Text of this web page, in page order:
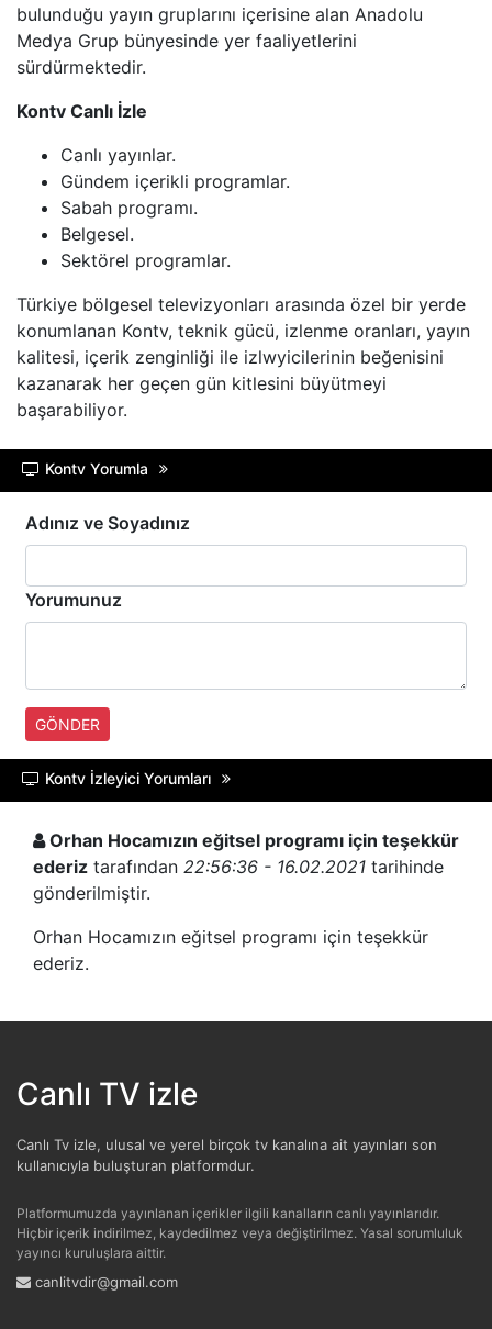
TRT HABER
CNN TüRK
ULUSAL KANAL
TJK TV
TRT SPOR
A SPOR
TRT BELGESEL
DMAX
TLC
bulunduğu yayın gruplarını içerisine alan Anadolu
Medya Grup bünyesinde yer faaliyetlerini
sürdürmektedir.
Kontv Canlı İzle
Canlı yayınlar.
Gündem içerikli programlar.
Sabah programı.
Belgesel.
Sektörel programlar.
Türkiye bölgesel televizyonları arasında özel bir yerde
konumlanan Kontv, teknik gücü, izlenme oranları, yayın
kalitesi, içerik zenginliği ile izlwyicilerinin beğenisini
kazanarak her geçen gün kitlesini büyütmeyi
başarabiliyor.
Kontv Yorumla
Adınız ve Soyadınız
Yorumunuz
GÖNDER
Kontv İzleyici Yorumları
Orhan Hocamızın eğitsel programı için teşekkür
ederiz tarafından 22:56:36 - 16.02.2021 tarihinde
gönderilmiştir.
Orhan Hocamızın eğitsel programı için teşekkür
ederiz.
Canlı TV izle
Canlı Tv izle, ulusal ve yerel birçok tv kanalına ait yayınları son
kullanıcıyla buluşturan platformdur.
Platformumuzda yayınlanan içerikler ilgili kanalların canlı yayınlarıdır.
Hiçbir içerik indirilmez, kaydedilmez veya değiştirilmez. Yasal sorumluluk
yayıncı kuruluşlara aittir.
canlitvdir@gmail.com